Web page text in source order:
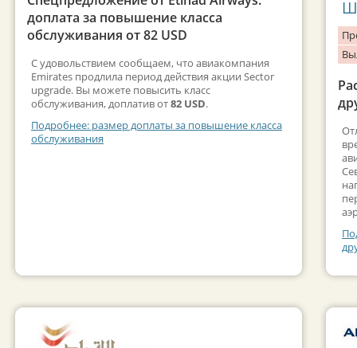
доплата за повышение класса
обслуживания от 82 USD
С удовольствием сообщаем, что авиакомпания
Emirates продлила период действия акции Sector
upgrade. Вы можете повысить класс
обслуживания, доплатив от82 USD.
Подробнее: размер доплаты за повышение класса
обслуживания